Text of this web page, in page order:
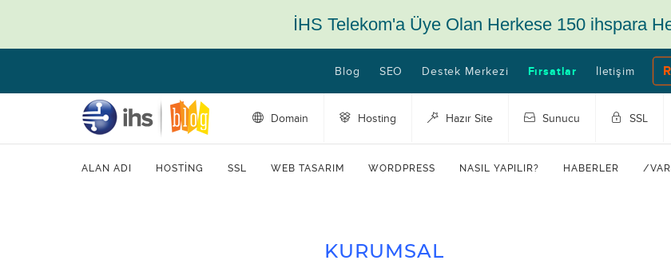
İHS Telekom'a Üye Olan Herkese 150 ihspara
Blog SEO Destek Merkezi Fırsatlar İletişim
Domain Hosting Hazır Site Sunucu SSL
ALAN ADI HOSTING SSL WEB TASARIM WORDPRESS NASIL YAPILIR? HABERLER /
KURUMSAL